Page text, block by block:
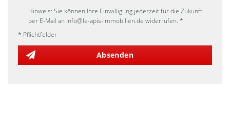
Hinweis: Sie können Ihre Einwilligung jederzeit für die Zukunft
per E-Mail an info@le-apis-immobilien.de widerrufen. *
* Pflichtfelder
Absenden